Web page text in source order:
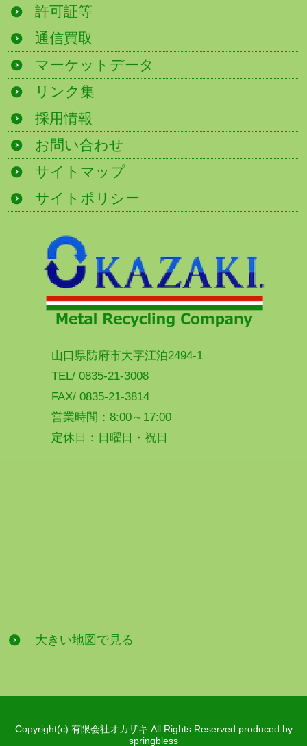
許可証等
通信買取
マーケットデータ
リンク集
採用情報
お問い合わせ
サイトマップ
サイトポリシー
山口県防府市大字江泊2494-1
TEL/ 0835-21-3008
FAX/ 0835-21-3814
営業時間：8:00～17:00
定休日：日曜日・祝日
大きい地図で見る
Copyright(c) 有限会社オカザキ All Rights Reserved produced by
springbless